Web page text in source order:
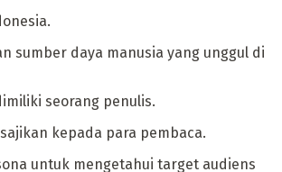
sumber daya manusia yang unggul di
seorang penulis.
kepada para pembaca.
untuk mengetahui target audiens